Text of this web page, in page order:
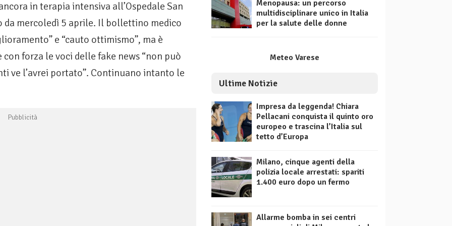
in terapia intensiva all’Ospedale San
da mercoledì 5 aprile. Il bollettino medico
e “cauto ottimismo”, ma è
forza le voci delle fake news “non può
ve l’avrei portato”. Continuano intanto le
Menopausa: un percorso
multidisciplinare unico in Italia
per la salute delle donne
Meteo Varese
Ultime Notizie
Impresa da leggenda! Chiara
Pellacani conquista il quinto oro
europeo e trascina l’Italia sul
tetto d’Europa
Milano, cinque agenti della
polizia locale arrestati: spariti
1.400 euro dopo un fermo
Allarme bomba in sei centri